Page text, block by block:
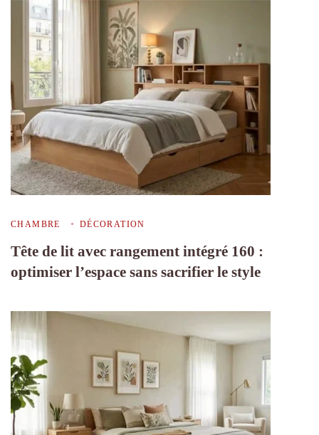
CHAMBRE DÉCORATION
Tête de lit avec rangement intégré 160 :
optimiser l’espace sans sacrifier le style